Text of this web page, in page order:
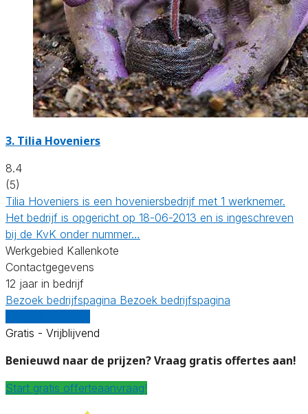
3. Tilia Hoveniers
8.4
(5)
Tilia Hoveniers is een hoveniersbedrijf met 1 werknemer.
Het bedrijf is opgericht op 18-06-2013 en is ingeschreven
bij de KvK onder nummer…
Werkgebied Kallenkote
Contactgegevens
12 jaar in bedrijf
Bezoek bedrijfspagina Bezoek bedrijfspagina
Gratis - Vrijblijvend
Benieuwd naar de prijzen? Vraag gratis offertes aan!
Start gratis offerteaanvraag!